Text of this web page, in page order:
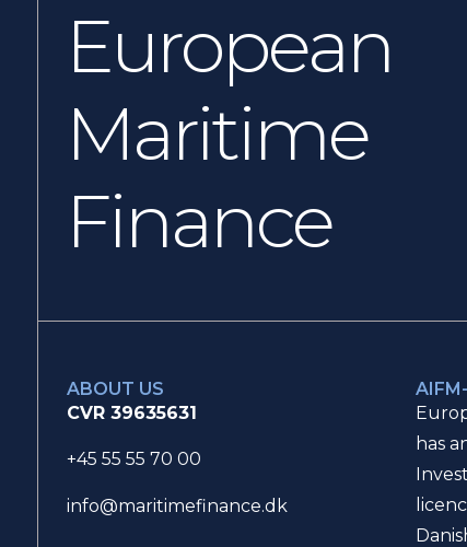
European
Maritime
Finance
ABOUT US
CVR 39635631
+45 55 55 70 00
info@maritimefinance.dk
has